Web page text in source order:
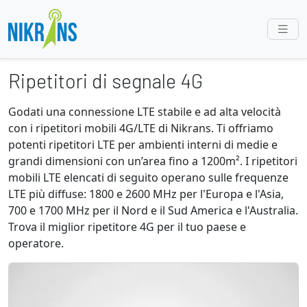
Ripetitori di segnale 4G
Godati una connessione LTE stabile e ad alta velocità
con i ripetitori mobili 4G/LTE di Nikrans. Ti offriamo
potenti ripetitori LTE per ambienti interni di medie e
grandi dimensioni con un’area fino a 1200m². I ripetitori
mobili LTE elencati di seguito operano sulle frequenze
LTE più diffuse: 1800 e 2600 MHz per l'Europa e l'Asia,
700 e 1700 MHz per il Nord e il Sud America e l'Australia.
Trova il miglior ripetitore 4G per il tuo paese e
operatore.